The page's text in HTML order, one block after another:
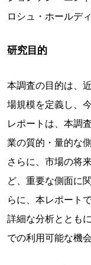
ロシュ・ホールデ
研究目的
本調査の目的は、
場規模を定義し、
レポートは、本調
業の質的・量的な
さらに、市場の将
ど、重要な側面に
らに、本レポート
詳細な分析ととも
での利用可能な機